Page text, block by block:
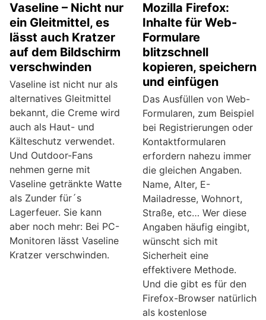
Vaseline – Nicht nur
ein Gleitmittel, es
lässt auch Kratzer
auf dem Bildschirm
verschwinden
Vaseline ist nicht nur als
alternatives Gleitmittel
bekannt, die Creme wird
auch als Haut- und
Kälteschutz verwendet.
Und Outdoor-Fans
nehmen gerne mit
Vaseline getränkte Watte
als Zunder für´s
Lagerfeuer. Sie kann
aber noch mehr: Bei PC-
Monitoren lässt Vaseline
Kratzer verschwinden.
Mozilla Firefox:
Inhalte für Web-
Formulare
blitzschnell
kopieren, speichern
und einfügen
Das Ausfüllen von Web-
Formularen, zum Beispiel
bei Registrierungen oder
Kontaktformularen
erfordern nahezu immer
die gleichen Angaben.
Name, Alter, E-
Mailadresse, Wohnort,
Straße, etc… Wer diese
Angaben häufig eingibt,
wünscht sich mit
Sicherheit eine
effektivere Methode.
Und die gibt es für den
Firefox-Browser natürlich
als kostenlose